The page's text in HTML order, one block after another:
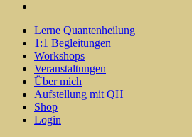
Lerne Quantenheilung
1:1 Begleitungen
Workshops
Veranstaltungen
Über mich
Aufstellung mit QH
Shop
Login